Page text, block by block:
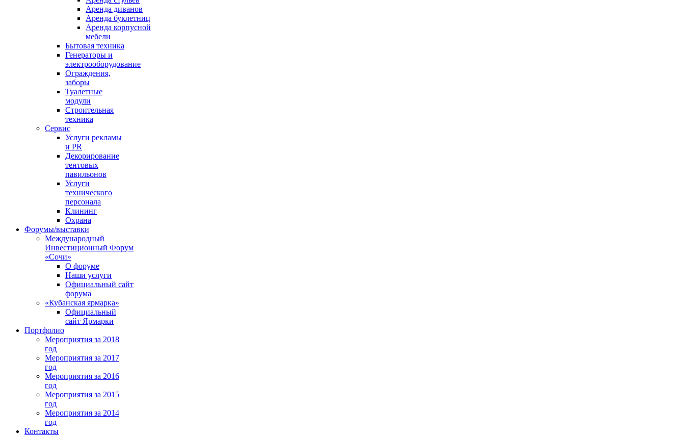
Аренда диванов
Аренда буклетниц
Аренда корпусной
мебели
Бытовая техника
Генераторы и
электрооборудование
Ограждения,
заборы
Туалетные
модули
Строительная
техника
Сервис
Услуги рекламы
и PR
Декорирование
тентовых
павильонов
Услуги
технического
персонала
Клининг
Охрана
Форумы/выставки
Международный
Инвестиционный Форум
«Сочи»
О форуме
Наши услуги
Официальный сайт
форума
«Кубанская ярмарка»
Официальный
сайт Ярмарки
Портфолио
Мероприятия за 2018
год
Мероприятия за 2017
год
Мероприятия за 2016
год
Мероприятия за 2015
год
Мероприятия за 2014
год
Контакты